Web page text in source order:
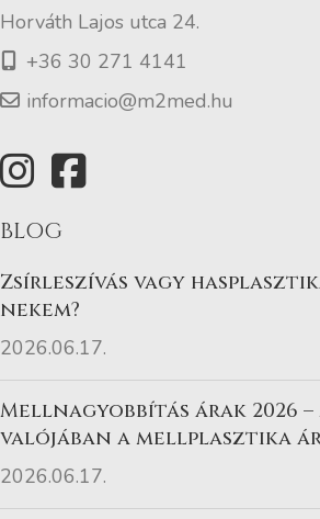
Horváth Lajos utca 24.
+36 30 271 4141
informacio@m2med.hu
BLOG
Zsírleszívás vagy
nekem?
2026.06.17.
Mellnagyobbítás árak 2026
valójában a mellplasztika
2026.06.17.